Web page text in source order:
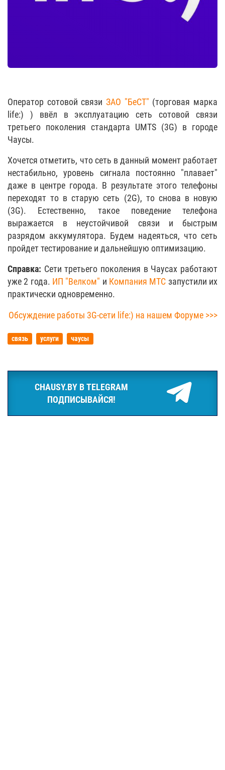
Оператор сотовой связи ЗАО "БеСТ" (торговая марка
life:) ) ввёл в эксплуатацию сеть сотовой связи
третьего поколения стандарта UMTS (3G) в городе
Чаусы.
Хочется отметить, что сеть в данный момент работает
нестабильно, уровень сигнала постоянно "плавает"
даже в центре города. В результате этого телефоны
переходят то в старую сеть (2G), то снова в новую
(3G). Естественно, такое поведение телефона
выражается в неустойчивой связи и быстрым
разрядом аккумулятора. Будем надеяться, что сеть
пройдет тестирование и дальнейшую оптимизацию.
Справка: Сети третьего поколения в Чаусах работают
уже 2 года. ИП "Велком" и Компания МТС запустили их
практически одновременно.
Обсуждение работы 3G-сети life:) на нашем Форуме >>>
связь услуги чаусы
CHAUSY.BY В TELEGRAM
ПОДПИСЫВАЙСЯ!